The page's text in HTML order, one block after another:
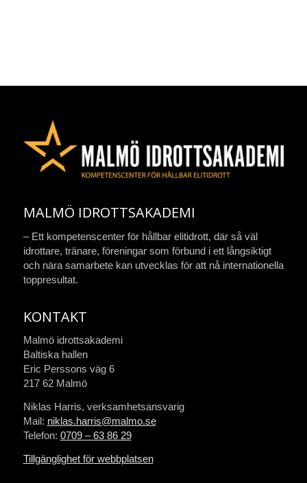
MALMÖ IDROTTSAKADEMI
– Ett kompetenscenter för hållbar elitidrott, där så väl
idrottare, tränare, föreningar som förbund i ett långsiktigt
och nära samarbete kan utvecklas för att nå internationella
toppresultat.
KONTAKT
Malmö idrottsakademi
Baltiska hallen
Eric Perssons väg 6
217 62 Malmö
Niklas Harris, verksamhetsansvarig
Mail: niklas.harris@malmo.se
Telefon: 0709 – 63 86 29
Tillgänglighet för webbplatsen